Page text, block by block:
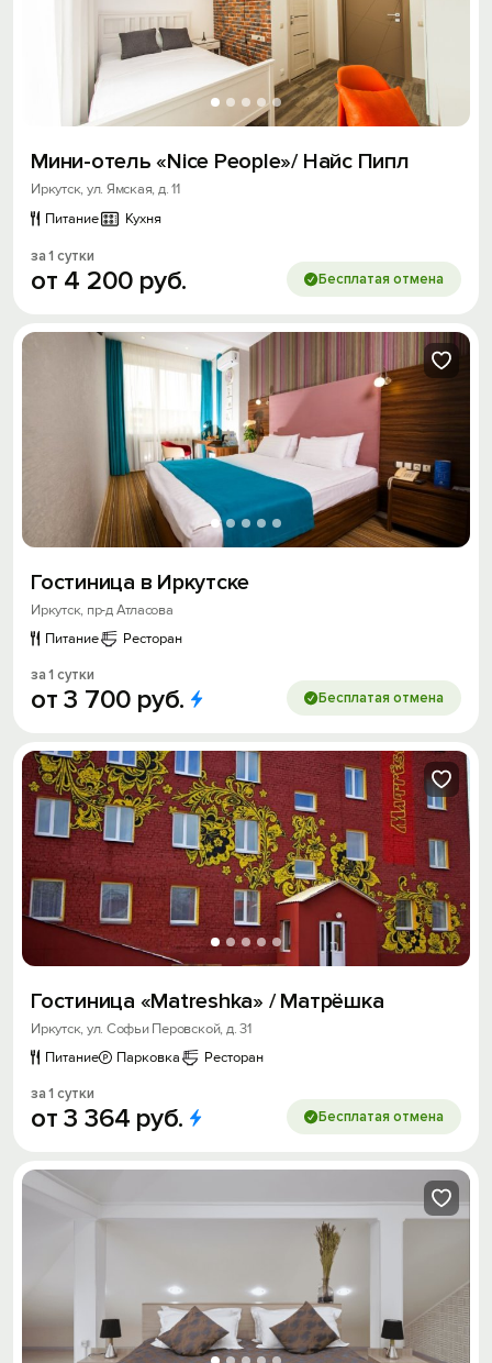
Мини-отель «Nice People»/ Найс Пипл
Иркутск, ул. Ямская, д. 11
Питание
Кухня
за 1 сутки
от 4 200 руб. Бесплатая отмена
Гостиница в Иркутске
Иркутск, пр-д Атласова
Питание
Ресторан
за 1 сутки
от3 700 руб. Бесплатая отмена
Гостиница «Matreshka» / Матрёшка
Иркутск, ул. Софьи Перовской, д. 31
Питание
Парковка Ресторан
за 1 сутки
от3 364 руб. Бесплатая отмена